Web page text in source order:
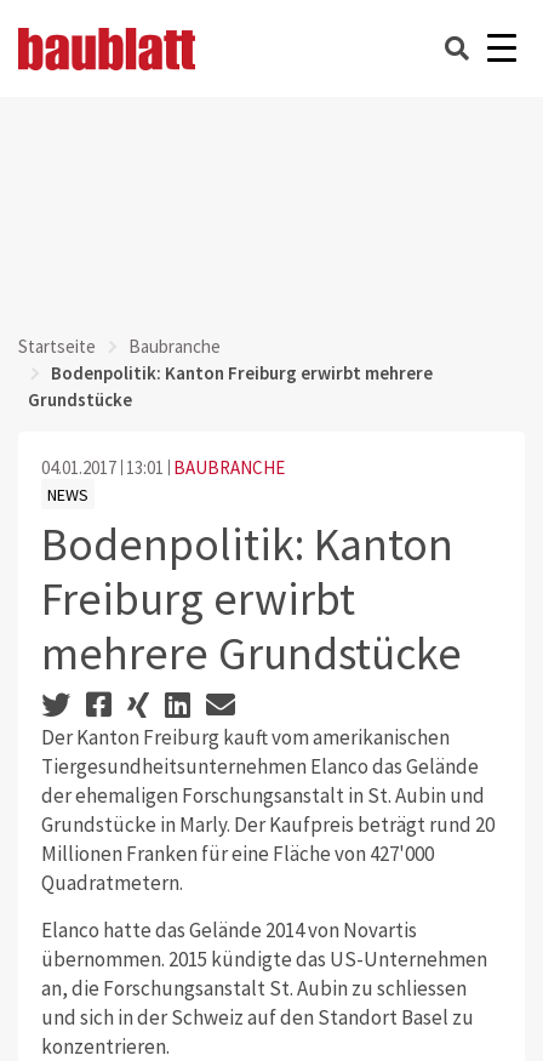
Startseite
Baubranche
Bodenpolitik: Kanton Freiburg erwirbt mehrere
Grundstücke
04.01.2017 13:01 BAUBRANCHE
NEWS
Bodenpolitik: Kanton
Freiburg erwirbt
mehrere Grundstücke
Der Kanton Freiburg kauft vom amerikanischen
Tiergesundheitsunternehmen Elanco das Gelände
der ehemaligen Forschungsanstalt in St. Aubin und
Grundstücke in Marly. Der Kaufpreis beträgt rund 20
Millionen Franken für eine Fläche von 427'000
Quadratmetern.
Elanco hatte das Gelände 2014 von Novartis
übernommen. 2015 kündigte das US-Unternehmen
an, die Forschungsanstalt St. Aubin zu schliessen
und sich in der Schweiz auf den Standort Basel zu
konzentrieren.